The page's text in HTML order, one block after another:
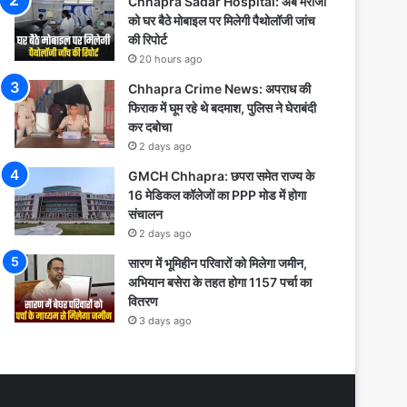
को घर बैठे मोबाइल पर मिलेगी पैथोलॉजी जांच
की रिपोर्ट
20 hours ago
Chhapra Crime News: अपराध की
फिराक में घूम रहे थे बदमाश, पुलिस ने घेराबंदी
कर दबोचा
2 days ago
GMCH Chhapra: छपरा समेत राज्य के
16 मेडिकल कॉलेजों का PPP मोड में होगा
संचालन
2 days ago
सारण में भूमिहीन परिवारों को मिलेगा जमीन,
अभियान बसेरा के तहत होगा 1157 पर्चा का
वितरण
3 days ago